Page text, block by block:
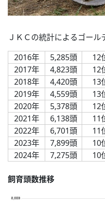
ＪＫＣの統計によるゴー
2016年
5,285頭
12
2017年
4,823頭
12
2018年
4,420頭
13
2019年
4,559頭
13
2020年
5,378頭
12
2021年
6,138頭
11
2022年
6,701頭
11
2023年
7,899頭
10
2024年
7,275頭 10
飼育頭数推移